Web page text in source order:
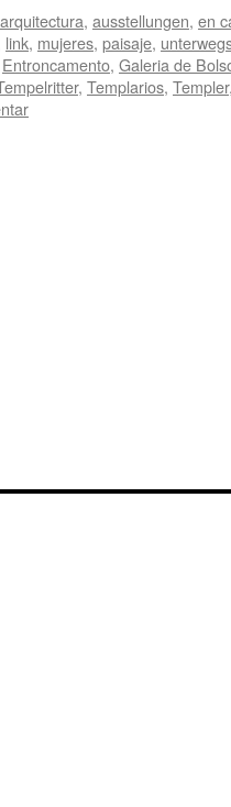
arquitectura, ausstellungen, en
link, mujeres, paisaje,
Entroncamento, Galeria de
, Templarios, Templer